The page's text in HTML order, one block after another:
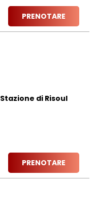
PRENOTARE
Stazione di Risoul
PRENOTARE